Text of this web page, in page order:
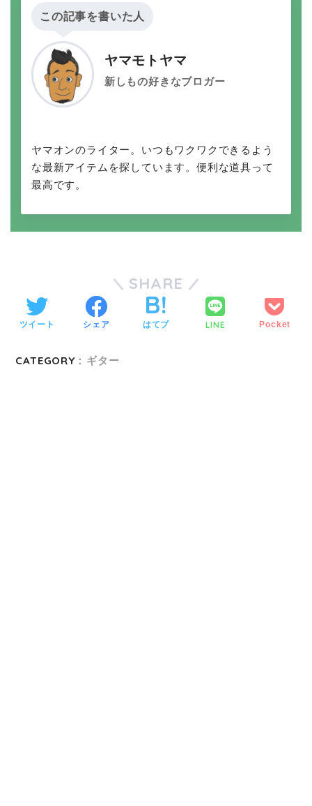
この記事を書いた人
ヤマモトヤマ
新しもの好きなブロガー
ヤマオンのライター。いつもワクワクできるよう
な最新アイテムを探しています。便利な道具って
最高です。
SHARE
ツイート シェア はてブ LINE Pocket
CATEGORY : ギター